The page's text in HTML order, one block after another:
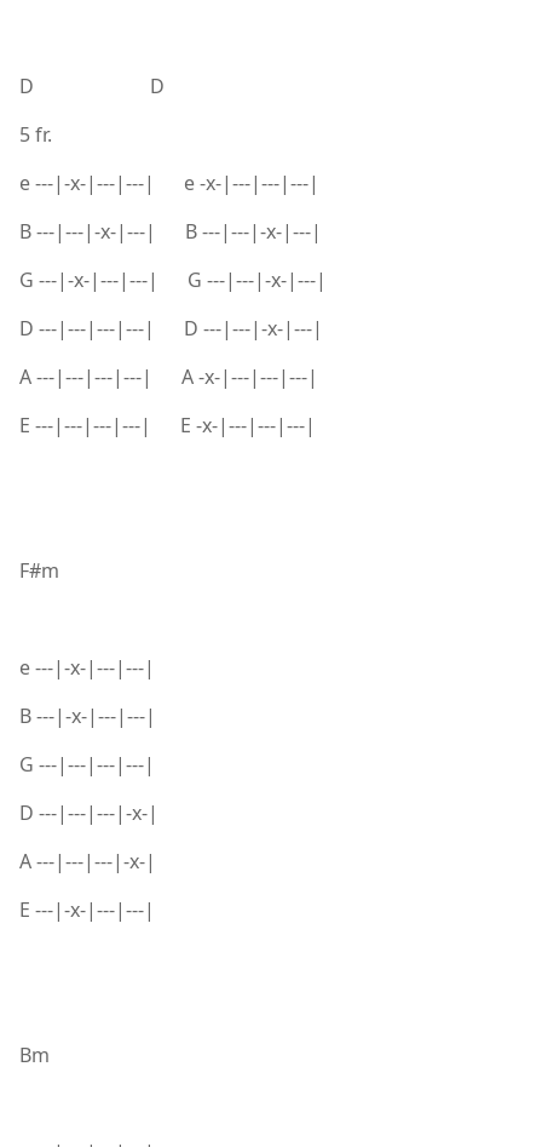
D D
5 fr.
e ---|-x-|---|---| e -x-|---|---|---|
B ---|---|-x-|---| B ---|---|-x-|---|
G ---|-x-|---|---| G ---|---|-x-|---|
D ---|---|---|---| D ---|---|-x-|---|
A ---|---|---|---| A -x-|---|---|---|
E ---|---|---|---| E -x-|---|---|---|
F#m
e ---|-x-|---|---|
B ---|-x-|---|---|
G ---|---|---|---|
D ---|---|---|-x-|
A ---|---|---|-x-|
E ---|-x-|---|---|
Bm